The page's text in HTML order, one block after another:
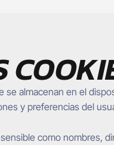
almacenan en el
y preferencias del
como nombres,